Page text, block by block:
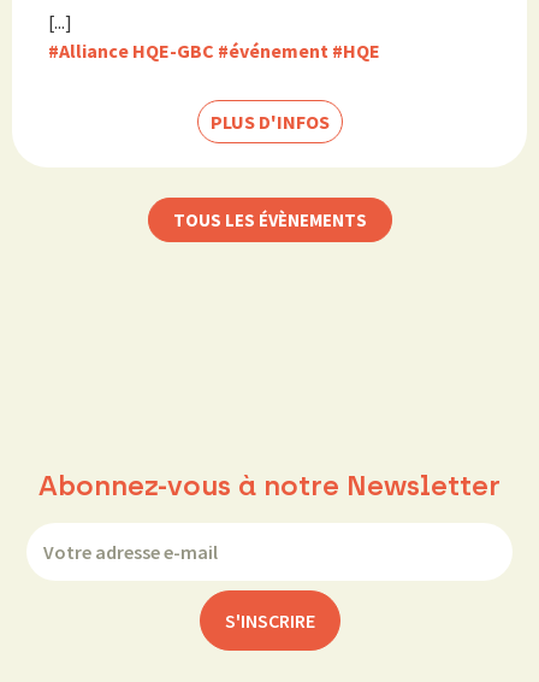
[...]
#Alliance HQE-GBC #événement #HQE
PLUS D'INFOS
TOUS LES ÉVÈNEMENTS
Abonnez-vous à notre Newsletter